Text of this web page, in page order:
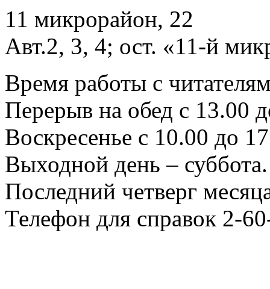
11 микрорайон, 22
Авт.2, 3, 4; ост. «11-й
Время работы с
Перерыв на обед с 13.00
Воскресенье с 10.00 до
Выходной день – суббота.
Последний четверг
Телефон для справок 2-